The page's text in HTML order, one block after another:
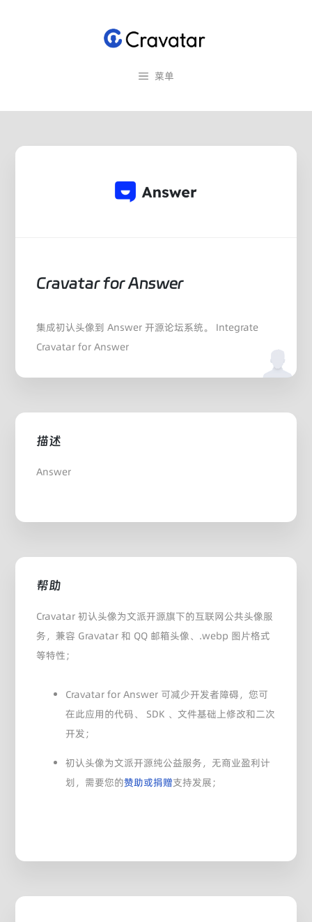
菜单
Cravatar for Answer
集成初认头像到 Answer 开源论坛系统。 Integrate
Cravatar for Answer
描述
Answer
帮助
Cravatar 初认头像为文派开源旗下的互联网公共头像服
务，兼容 Gravatar 和 QQ 邮箱头像、.webp 图片格式
等特性；
Cravatar for Answer 可减少开发者障碍，您可
在此应用的代码、 SDK 、文件基础上修改和二次
开发；
初认头像为文派开源纯公益服务，无商业盈利计
划，需要您的赞助或捐赠支持发展；